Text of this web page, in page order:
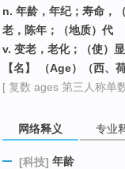
n. 年龄，年纪；寿命，
老，陈年；（地质）代
v. 变老，老化；（使）
【名】 （Age）（西、
[ 复数 ages 第三人称单
网络释义 专业
[科技] 年龄